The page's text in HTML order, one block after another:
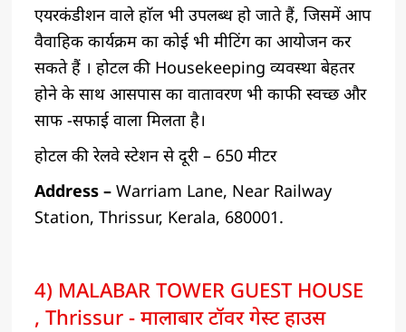
एयरकंडीशन वाले हाॅल भी उपलब्ध हो जाते हैं, जिसमें आप
वैवाहिक कार्यक्रम का कोई भी मीटिंग का आयोजन कर
सकते हैं । होटल की Housekeeping व्यवस्था बेहतर
होने के साथ आसपास का वातावरण भी काफी स्वच्छ और
साफ -सफाई वाला मिलता है।
होटल की रेलवे स्टेशन से दूरी – 650 मीटर
Address –Warriam Lane, Near Railway
Station, Thrissur, Kerala, 680001.
4) MALABAR TOWER GUEST HOUSE
, Thrissur - मालाबार टॉवर गेस्ट हाउस